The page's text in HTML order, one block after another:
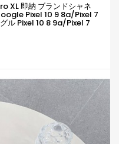
XL 即納 ブランドシャネ
Pixel 10 9 8a/Pixel 7
ル Pixel 10 8 9a/Pixel 7
バー 耐衝撃 シャネル クラ